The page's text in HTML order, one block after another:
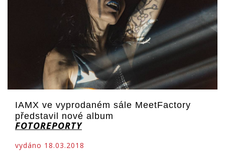
IAMX ve vyprodaném sále MeetFactory
představil nové album
FOTOREPORTY
vydáno 18.03.2018